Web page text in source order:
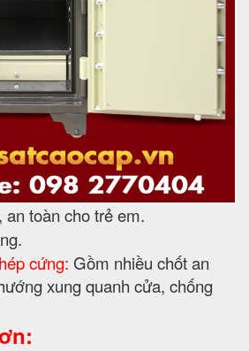
an toàn cho trẻ em.
cứng: Gồm nhiều chốt an
xung quanh cửa, chống